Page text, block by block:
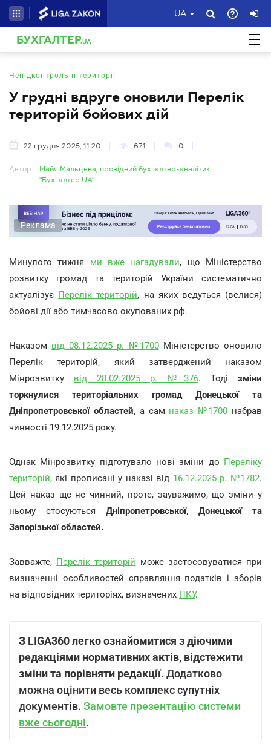
UA
БУХГАЛТЕР.UA
Непідконтрольні території
У грудні вдруге оновили Перелік
територій бойових дій
22 грудня 2025, 11:20 671 0
Автор:
Майя Мальцева, провідний бухгалтер-аналітик
"Бухгалтер.UA"
Реклама
Минулого тижня ми вже нагадували, що Міністерство
розвитку громад та територій України систематично
актуалізує Перелік територій, на яких ведуться (велися)
бойові дії або тимчасово окупованих рф.
Наказом від 08.12.2025 р. №1700Міністерство оновило
Перелік територій, який затверджений наказом
Мінрозвитку від 28.02.2025 р. №376. Тодізміни
торкнулися територіальних громад Донецької та
Дніпропетровської областей,а сам наказ №1700 набрав
чинності 19.12.2025 року.
Однак Мінрозвитку підготувало нові зміни до Переліку
територій, які прописані у наказі від 16.12.2025 р. №1782.
Цей наказ ще не чинний, проте, зауважимо, що зміни у
ньому стосуються Дніпропетровської, Донецької та
Запорізької областей.
Завважте, Перелік територій може застосовуватися при
визначенні особливостей справляння податків і зборів
на відповідних територіях, визначених ПКУ.
З LIGA360 легко ознайомитися з діючими
редакціями нормативних актів, відстежити
зміни та порівняти редакції. Додатково
можна оцінити весь комплекс супутніх
документів. Замовте презентацію системи
вже сьогодні.